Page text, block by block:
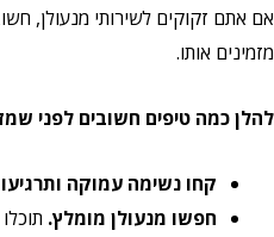
אם אתם זקוקים לשירותי מנעולן,
מזמינים אותו.
להלן כמה טיפים חשובים לפני
קחו נשימה עמוקה
חפשו מנעולן מומלץ.